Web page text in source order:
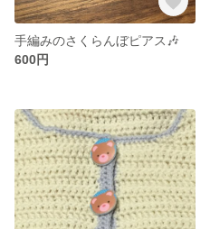
手編みのさくらんぼピアス🎶
600円